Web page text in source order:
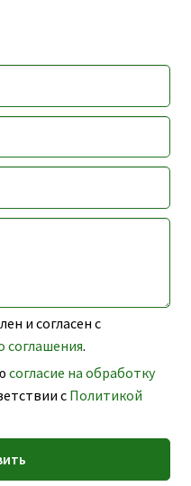
и согласен с
соглашения.
согласие на обработку
с Политикой